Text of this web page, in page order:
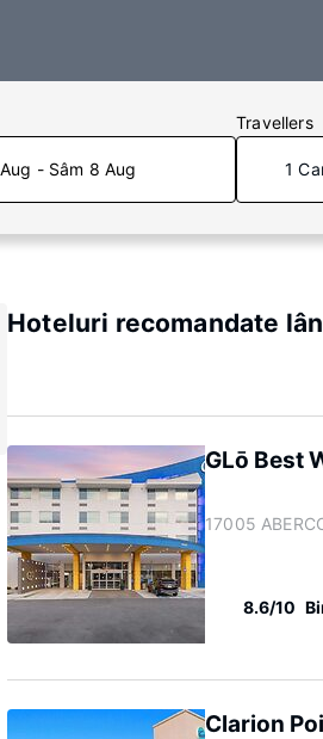
- Sâm 8 Aug
Travellers
1
Hoteluri recomandate
GLō Best
17005
8.6/10
Clarion